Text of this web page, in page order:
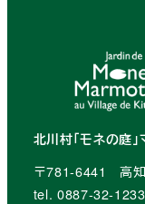
北川村「モネの庭
〒781-6441 高知
tel. 0887-32-